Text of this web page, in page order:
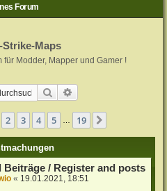
Forum
Strike-Maps
für Modder, Mapper und Gamer !
Suche
1von 19
2 3 4 5 19
Beiträge / Register and posts
« 19.01.2021, 18:51